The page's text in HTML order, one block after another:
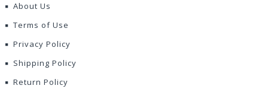
About Us
Terms of Use
Privacy Policy
Shipping Policy
Return Policy